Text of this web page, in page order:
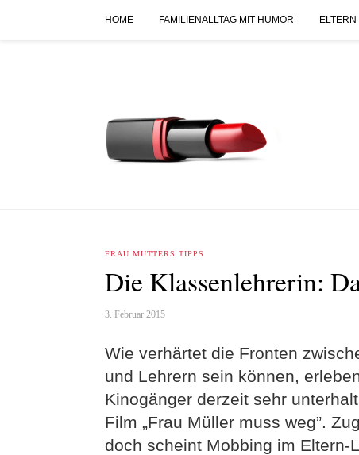
HOME FAMILIENALLTAG MIT HUMOR
FRAU MUTTERS TIPPS
Die Klassenlehrerin:
3. Februar 2015
Wie verhärtet die Fronten
und Lehrern sein können,
Kinogänger derzeit sehr
Film „Frau Müller muss weg”.
doch scheint Mobbing im Eltern-